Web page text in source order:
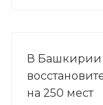
В Башкирии
на 250 мест